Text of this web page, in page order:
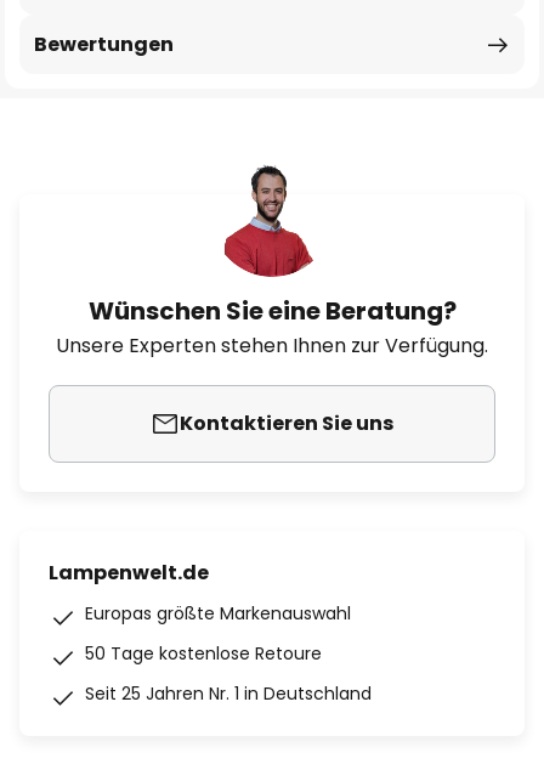
Bewertungen
Wünschen Sie eine Beratung?
Unsere Experten stehen Ihnen zur Verfügung.
Kontaktieren Sie uns
Lampenwelt.de
Europas größte Markenauswahl
50 Tage kostenlose Retoure
Seit 25 Jahren Nr. 1 in Deutschland